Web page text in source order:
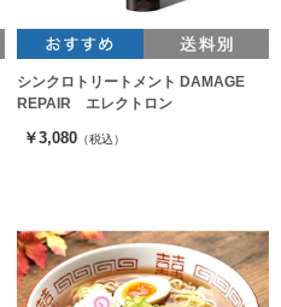
シンクロトリートメント DAMAGE
REPAIR エレクトロン
￥3,080 （税込）